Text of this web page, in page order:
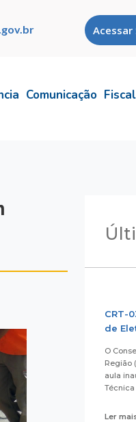
Acessar
Comunicação
CRT-
de
O
Região
aula
Técnica
Ler